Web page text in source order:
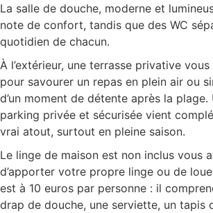
La salle de douche, moderne et
note de confort, tandis que des WC
quotidien de chacun.
À l’extérieur, une terrasse privative
pour savourer un repas en plein air ou
d’un moment de détente après la
parking privée et sécurisée vient
vrai atout, surtout en pleine saison.
Le linge de maison est non inclus vous
d’apporter votre propre linge ou de
est à 10 euros par personne : il
drap de douche, une serviette, un tapis